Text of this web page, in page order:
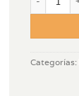
Categorías: